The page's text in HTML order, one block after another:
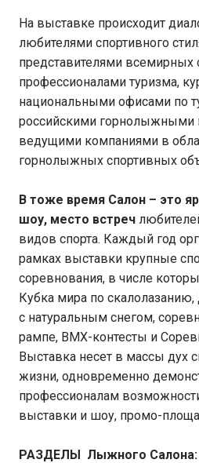
На выставке происходит
любителями спортивного
представителями всемирных
профессионалами туризма,
национальными офисами по
российскими горнолыжными
ведущими компаниями в
горнолыжных спортивных
В тоже время Салон – это
шоу, место встреч
видов спорта. Каждый год
рамках выставки крупные
соревнования, в числе
Кубка мира по
с натуральным снегом,
рампе, BMX-контесты и
Выставка несет в массы дух
жизни, одновременно
профессионалам
выставки и шоу, промо-
РАЗДЕЛЫ Лыжного Салона: